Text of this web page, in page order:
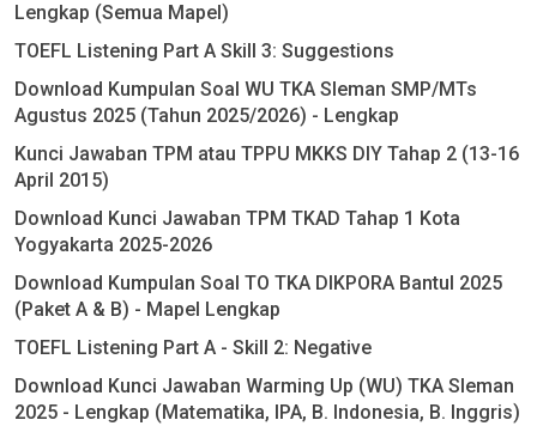
Lengkap (Semua Mapel)
TOEFL Listening Part A Skill 3: Suggestions
Download Kumpulan Soal WU TKA Sleman SMP/MTs
Agustus 2025 (Tahun 2025/2026) - Lengkap
Kunci Jawaban TPM atau TPPU MKKS DIY Tahap 2 (13-16
April 2015)
Download Kunci Jawaban TPM TKAD Tahap 1 Kota
Yogyakarta 2025-2026
Download Kumpulan Soal TO TKA DIKPORA Bantul 2025
(Paket A & B) - Mapel Lengkap
TOEFL Listening Part A - Skill 2: Negative
Download Kunci Jawaban Warming Up (WU) TKA Sleman
2025 - Lengkap (Matematika, IPA, B. Indonesia, B. Inggris)